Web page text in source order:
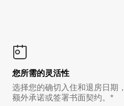
您所需的灵活性
选择您的确切入住和退房日期
额外承诺或签署书面契约。*